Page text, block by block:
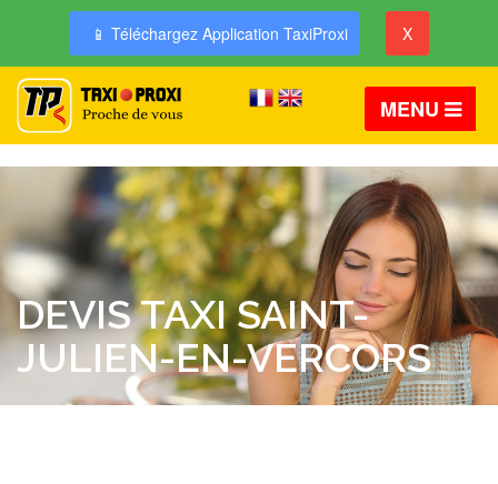
📱 Téléchargez Application TaxiProxi X
MENU
DEVIS TAXI SAINT-
JULIEN-EN-VERCORS